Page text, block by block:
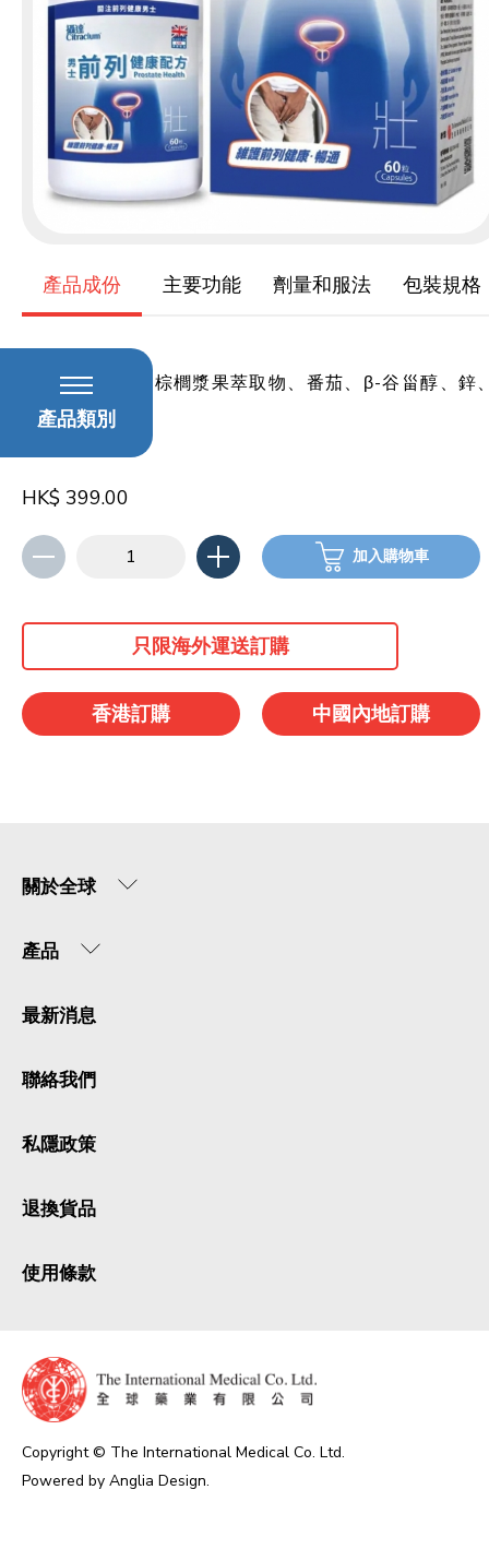
產品成份 主要功能 劑量和服法 包裝規格
鋸棕櫚漿果、鋸棕櫚漿果萃取物、番茄、β-谷甾醇、鋅
硒
HK$ 399.00
加入購物車
只限海外運送訂購
香港訂購 中國內地訂購
產品類別
關於全球
產品
最新消息
聯絡我們
私隱政策
退換貨品
使用條款
Copyright © The International Medical Co. Ltd.
Powered by Anglia Design.